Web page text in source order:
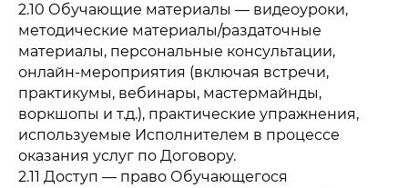
2.10 Обучающие материалы — видеоуроки,
методические материалы/раздаточные
материалы, персональные консультации,
онлайн-мероприятия (включая встречи,
практикумы, вебинары, мастермайнды,
воркшопы и т.д.), практические упражнения,
используемые Исполнителем в процессе
оказания услуг по Договору.
2.11 Доступ — право Обучающегося